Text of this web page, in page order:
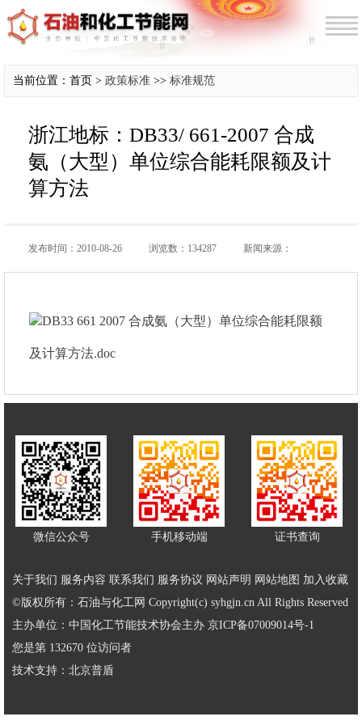
当前位置：首页 > 政策标准 >> 标准规范
浙江地标：DB33/ 661-2007 合成
氨（大型）单位综合能耗限额及计
算方法
发布时间：2010-08-26 浏览数：134287 新闻来源：
DB33 661 2007 合成氨（大型）单位综合能耗限额
及计算方法.doc
微信公众号 手机移动端 证书查询
关于我们 服务内容 联系我们 服务协议 网站声明 网站地图 加入收藏
©版权所有：石油与化工网 Copyright(c) syhgjn.cn All Rights Reserved
主办单位：中国化工节能技术协会主办 京ICP备07009014号-1
您是第 132670 位访问者
技术支持： 北京普盾